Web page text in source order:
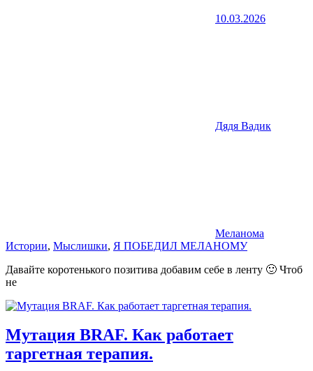
10.03.2026
Дядя Вадик
Меланома
Истории, Мыслишки, Я ПОБЕДИЛ МЕЛАНОМУ
Давайте коротенького позитива добавим себе в ленту 🙂 Чтоб
не
Мутация BRAF. Как работает
таргетная терапия.